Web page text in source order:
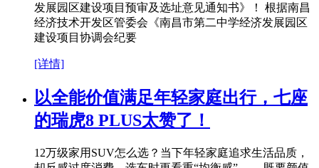
发展园区建设项目预审及选址意见通知书》！ 根据南昌
经济技术开发区管委会《南昌市第二中学经济发展园区
建设项目协调会纪要
[详情]
以全能价值满足年轻家庭出行，七座
的瑞虎8 PLUS太赞了！
12万级家用SUV怎么选？当下年轻家庭追求生活品质，